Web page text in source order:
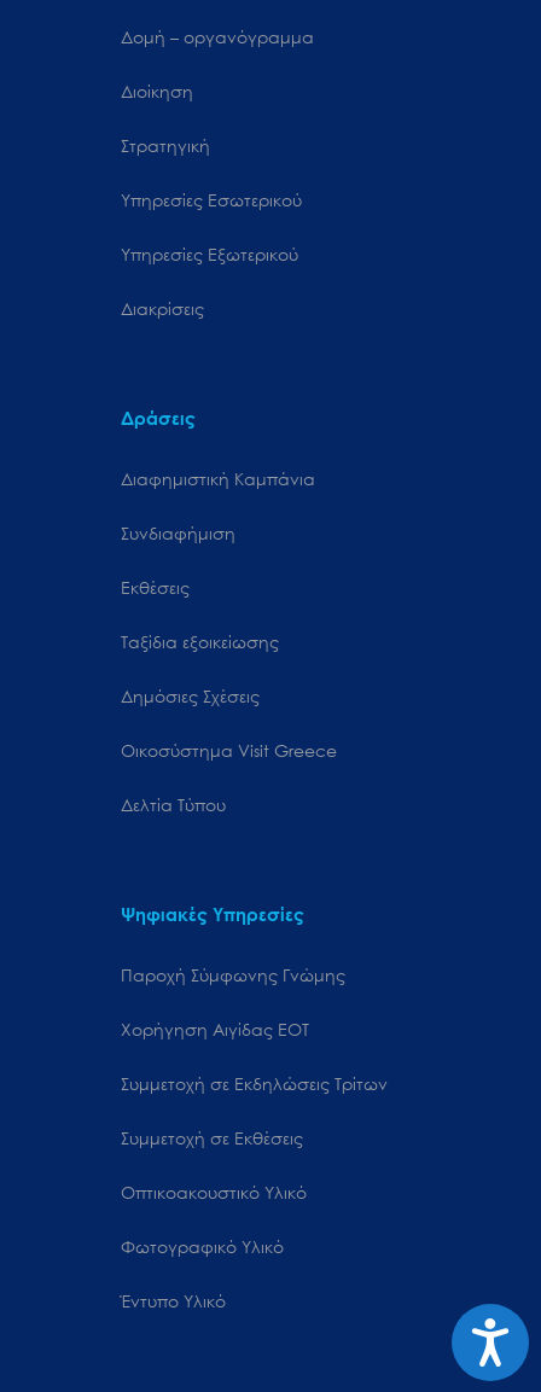
Δομή – οργανόγραμμα
Διοίκηση
Στρατηγική
Υπηρεσίες Εσωτερικού
Υπηρεσίες Εξωτερικού
Διακρίσεις
Δράσεις
Διαφημιστική Καμπάνια
Συνδιαφήμιση
Εκθέσεις
Ταξίδια εξοικείωσης
Δημόσιες Σχέσεις
Oικοσύστημα Visit Greece
Δελτία Τύπου
Ψηφιακές Υπηρεσίες
Παροχή Σύμφωνης Γνώμης
Χορήγηση Αιγίδας ΕΟΤ
Συμμετοχή σε Εκδηλώσεις Τρίτων
Συμμετοχή σε Εκθέσεις
Οπτικοακουστικό Υλικό
Φωτογραφικό Υλικό
Έντυπο Υλικό